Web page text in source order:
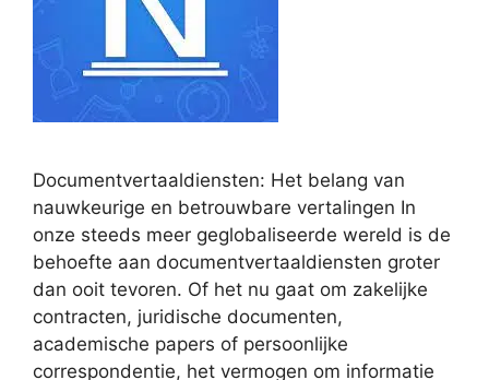
Documentvertaaldiensten: Het belang van
nauwkeurige en betrouwbare vertalingen In
onze steeds meer geglobaliseerde wereld is de
behoefte aan documentvertaaldiensten groter
dan ooit tevoren. Of het nu gaat om zakelijke
contracten, juridische documenten,
academische papers of persoonlijke
correspondentie, het vermogen om informatie